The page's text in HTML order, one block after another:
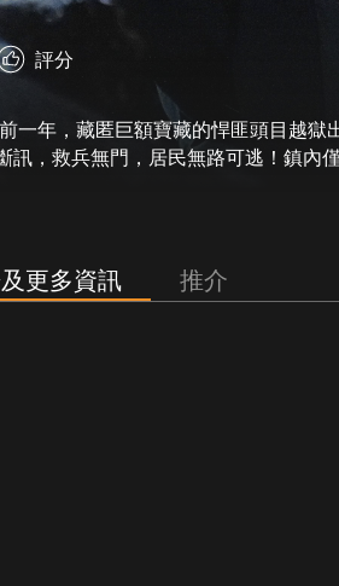
評分
一年，藏匿巨額寶藏的悍匪頭目越獄
，救兵無門，居民無路可逃！鎮內
更多資訊 推介